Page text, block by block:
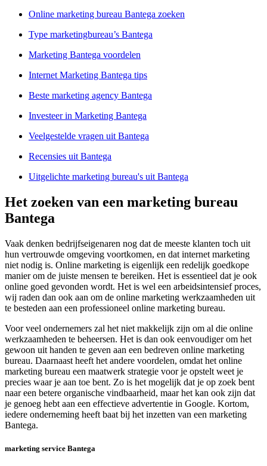
Online marketing bureau Bantega zoeken
Type marketingbureau’s Bantega
Marketing Bantega voordelen
Internet Marketing Bantega tips
Beste marketing agency Bantega
Investeer in Marketing Bantega
Veelgestelde vragen uit Bantega
Recensies uit Bantega
Uitgelichte marketing bureau's uit Bantega
Het zoeken van een marketing bureau
Bantega
Vaak denken bedrijfseigenaren nog dat de meeste klanten toch uit
hun vertrouwde omgeving voortkomen, en dat internet marketing
niet nodig is. Online marketing is eigenlijk een redelijk goedkope
manier om de juiste mensen te bereiken. Het is essentieel dat je ook
online goed gevonden wordt. Het is wel een arbeidsintensief proces,
wij raden dan ook aan om de online marketing werkzaamheden uit
te besteden aan een professioneel online marketing bureau.
Voor veel ondernemers zal het niet makkelijk zijn om al die online
werkzaamheden te beheersen. Het is dan ook eenvoudiger om het
gewoon uit handen te geven aan een bedreven online marketing
bureau. Daarnaast heeft het andere voordelen, omdat het online
marketing bureau een maatwerk strategie voor je opstelt weet je
precies waar je aan toe bent. Zo is het mogelijk dat je op zoek bent
naar een betere organische vindbaarheid, maar het kan ook zijn dat
je genoeg hebt aan een effectieve advertentie in Google. Kortom,
iedere onderneming heeft baat bij het inzetten van een marketing
Bantega.
marketing service Bantega